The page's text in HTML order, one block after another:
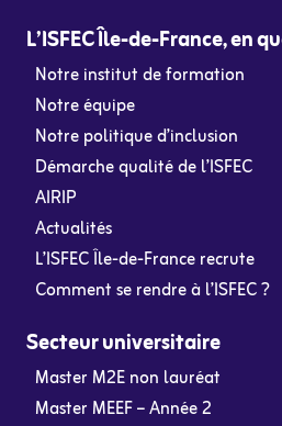
L’ISFEC Île-de-France, en
Notre institut de formation
Notre équipe
Notre politique d’inclusion
Démarche qualité de l’ISFEC
AIRIP
Actualités
L’ISFEC Île-de-France recrute
Comment se rendre à l’ISFEC ?
Secteur universitaire
Master M2E non lauréat
Master MEEF – Année 2